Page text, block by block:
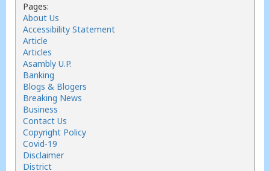
Pages:
About Us
Accessibility Statement
Article
Articles
Asambly U.P.
Banking
Blogs & Blogers
Breaking News
Business
Contact Us
Copyright Policy
Covid-19
Disclaimer
District